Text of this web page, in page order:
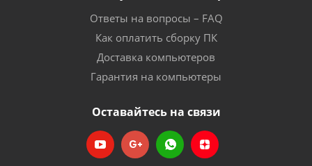
Ответы на вопросы – FAQ
Как оплатить сборку ПК
Доставка компьютеров
Гарантия на компьютеры
Оставайтесь на связи